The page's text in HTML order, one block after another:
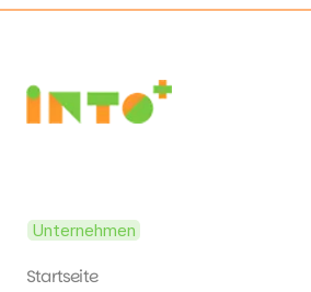
Unternehmen
Startseite